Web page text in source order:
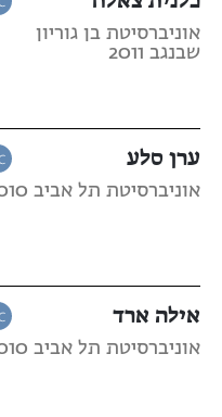
אוניברסיטת בן גוריון
שבנגב 2011
ערן סלע
אוניברסיטת תל אביב 2010
אילה ארד
אוניברסיטת תל אביב 2010